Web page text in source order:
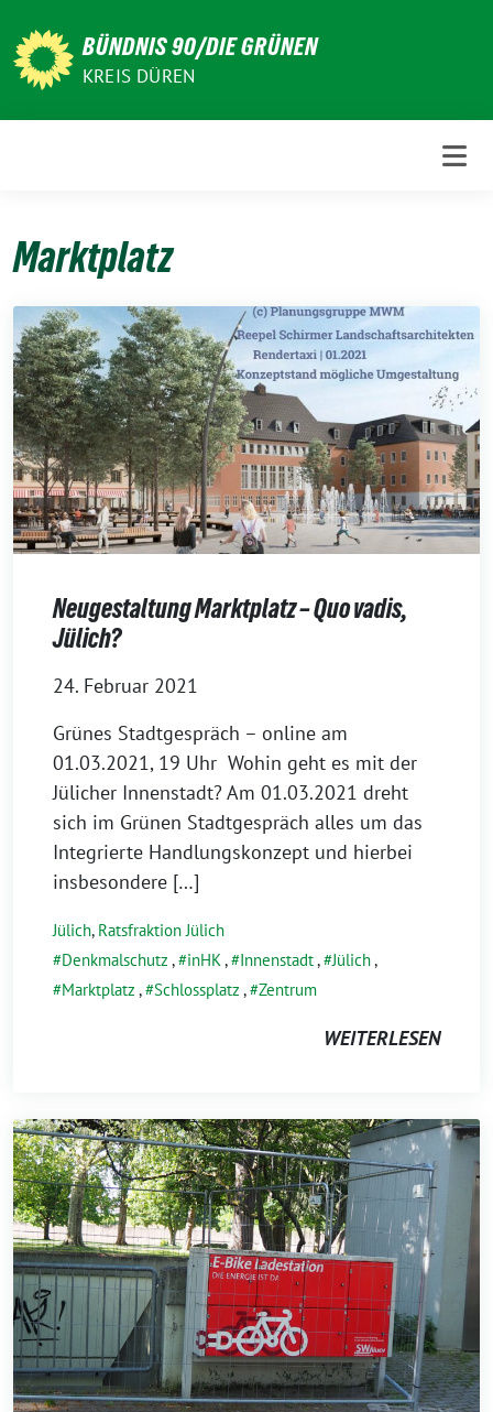
zum
Inhalt
BÜNDNIS 90/DIE GRÜNEN
KREIS DÜREN
Marktplatz
Neugestaltung Marktplatz – Quo vadis,
Jülich?
24. Februar 2021
Grünes Stadtgespräch – online am
01.03.2021, 19 Uhr Wohin geht es mit der
Jülicher Innenstadt? Am 01.03.2021 dreht
sich im Grünen Stadtgespräch alles um das
Integrierte Handlungskonzept und hierbei
insbesondere […]
Jülich, Ratsfraktion Jülich
Denkmalschutz , inHK , Innenstadt, Jülich,
Marktplatz , Schlossplatz , Zentrum
WEITERLESEN